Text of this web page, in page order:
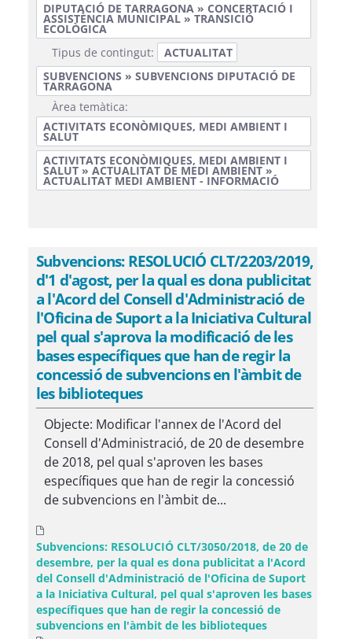
DIPUTACIÓ DE TARRAGONA » CONCERTACIÓ I
ASSISTÈNCIA MUNICIPAL » TRANSICIÓ
ECOLÒGICA
Tipus de contingut:
ACTUALITAT
SUBVENCIONS » SUBVENCIONS DIPUTACIÓ DE
TARRAGONA
Àrea temàtica:
ACTIVITATS ECONÒMIQUES, MEDI AMBIENT I
SALUT
ACTIVITATS ECONÒMIQUES, MEDI AMBIENT I
SALUT » ACTUALITAT DE MEDI AMBIENT »
ACTUALITAT MEDI AMBIENT - INFORMACIÓ
Subvencions: RESOLUCIÓ CLT/2203/2019,
d'1 d'agost, per la qual es dona publicitat
a l'Acord del Consell d'Administració de
l'Oficina de Suport a la Iniciativa Cultural
pel qual s'aprova la modificació de les
bases específiques que han de regir la
concessió de subvencions en l'àmbit de
les biblioteques
Objecte: Modificar l'annex de l'Acord del
Consell d'Administració, de 20 de desembre
de 2018, pel qual s'aproven les bases
específiques que han de regir la concessió
de subvencions en l'àmbit de...
Subvencions: RESOLUCIÓ CLT/3050/2018, de 20 de
desembre, per la qual es dona publicitat a l'Acord
del Consell d'Administració de l'Oficina de Suport
a la Iniciativa Cultural, pel qual s'aproven les bases
específiques que han de regir la concessió de
subvencions en l'àmbit de les biblioteques